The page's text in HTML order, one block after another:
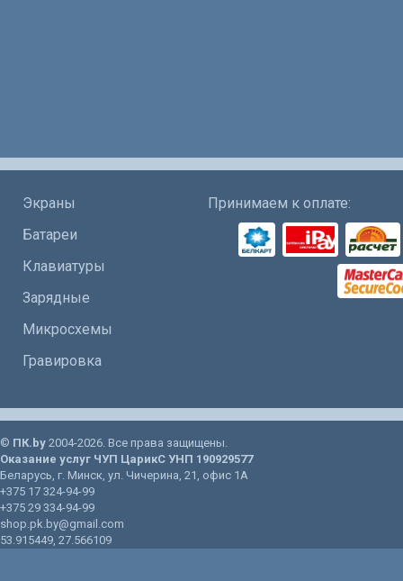
Экраны
Батареи
Клавиатуры
Зарядные
Микросхемы
Гравировка
Принимаем к оплате:
© ПК.by 2004-2026. Все права защищены.
Оказание услуг ЧУП ЦарикС УНП 190929577
Беларусь, г. Минск, ул. Чичерина, 21 , офис 1А
+375 17 324-94-99
+375 29 334-94-99
shop.pk.by@gmail.com
53.915449, 27.566109